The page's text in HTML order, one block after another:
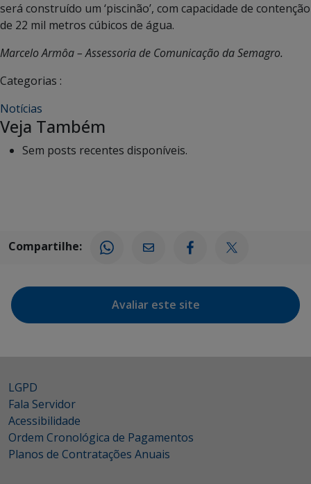
será construído um ‘piscinão’, com capacidade de contenção
de 22 mil metros cúbicos de água.
Marcelo Armôa – Assessoria de Comunicação da Semagro.
Categorias :
Notícias
Veja Também
Sem posts recentes disponíveis.
Compartilhe:
Avaliar este site
LGPD
Fala Servidor
Acessibilidade
Ordem Cronológica de Pagamentos
Planos de Contratações Anuais